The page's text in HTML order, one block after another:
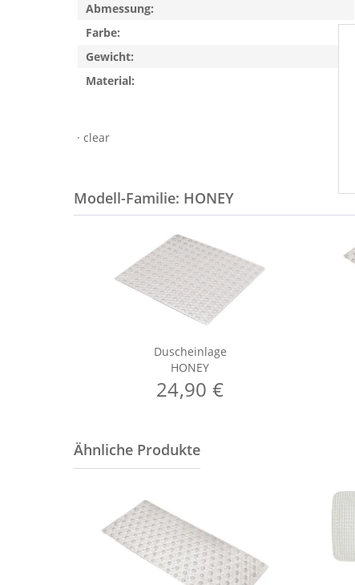
· clear
Abmessung:
Farbe:
Gewicht:
Material:
Modell-Familie: HONEY
Duscheinlage
HONEY
24,90 €